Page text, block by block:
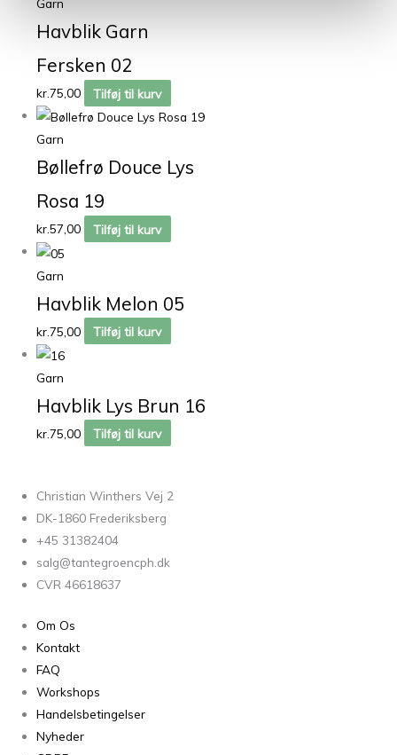
Garn
Havblik Garn
Fersken 02
kr.75,00 Tilføj til kurv
Garn
Bøllefrø Douce Lys
Rosa 19
kr.57,00 Tilføj til kurv
Garn
Havblik Melon 05
kr.75,00 Tilføj til kurv
Garn
Havblik Lys Brun 16
kr.75,00 Tilføj til kurv
Christian Winthers Vej 2
DK-1860 Frederiksberg
+45 31382404
salg@tantegroencph.dk
CVR 46618637
Om Os
Kontakt
FAQ
Workshops
Handelsbetingelser
Nyheder